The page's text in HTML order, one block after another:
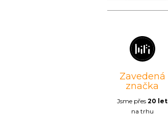
Zavedená
značka
Jsme přes20 let
na trhu